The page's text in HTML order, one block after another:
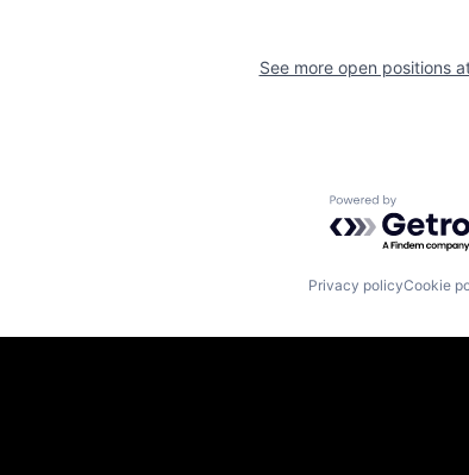
See more open positions
Powered by
Privacy policyCookie